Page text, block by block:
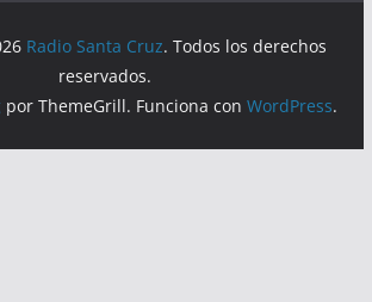
Radio Santa Cruz. Todos los derechos
reservados.
por ThemeGrill. Funciona conWordPress.